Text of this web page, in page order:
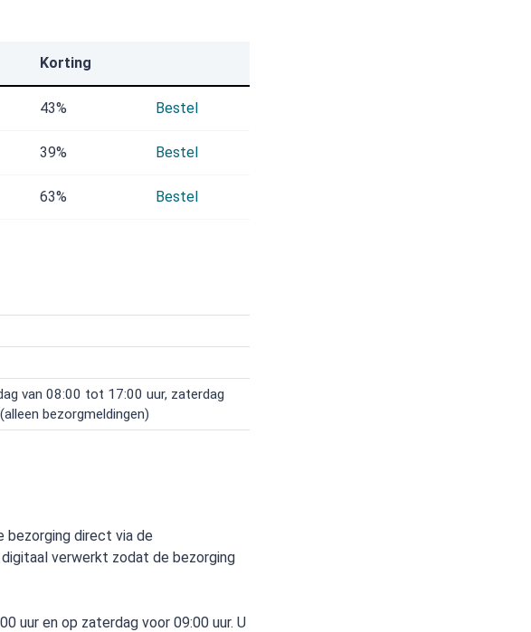
Korting
43% Bestel
39% Bestel
63% Bestel
van 08:00 tot 17:00 uur, zaterdag
bezorgmeldingen)
bezorging direct via de
verwerkt zodat de bezorging
uur en op zaterdag voor 09:00 uur. U